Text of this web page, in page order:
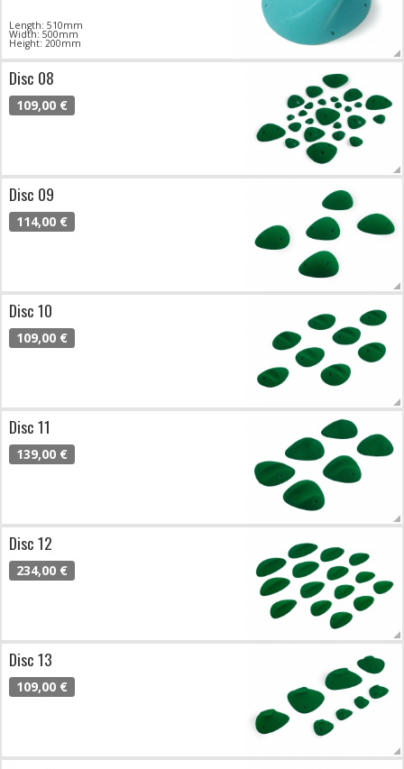
Length: 510mm
Width: 500mm
Height: 200mm
Disc 08
109,00 €
Disc 09
114,00 €
Disc 10
109,00 €
Disc 11
139,00 €
Disc 12
234,00 €
Disc 13
109,00 €